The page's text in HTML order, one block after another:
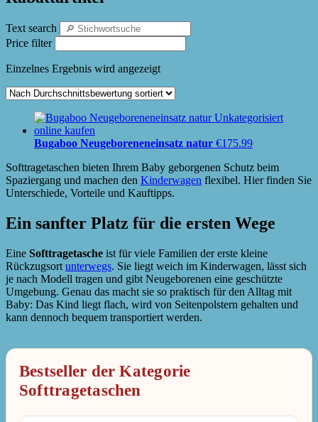
Text search
Price filter
Einzelnes Ergebnis wird angezeigt
Bugaboo Neugeboreneneinsatz natur €175.99
Softtragetaschen bieten Ihrem Baby geborgenen Schutz beim
Spaziergang und machen den Kinderwagen flexibel. Hier finden Sie
Unterschiede, Vorteile und Kauftipps.
Ein sanfter Platz für die ersten Wege
Eine Softtragetasche ist für viele Familien der erste kleine
Rückzugsort unterwegs. Sie liegt weich im Kinderwagen, lässt sich
je nach Modell tragen und gibt Neugeborenen eine geschützte
Umgebung. Genau das macht sie so praktisch für den Alltag mit
Baby: Das Kind liegt flach, wird von Seitenpolstern gehalten und
kann dennoch bequem transportiert werden.
Bestseller der Kategorie
Softtragetaschen